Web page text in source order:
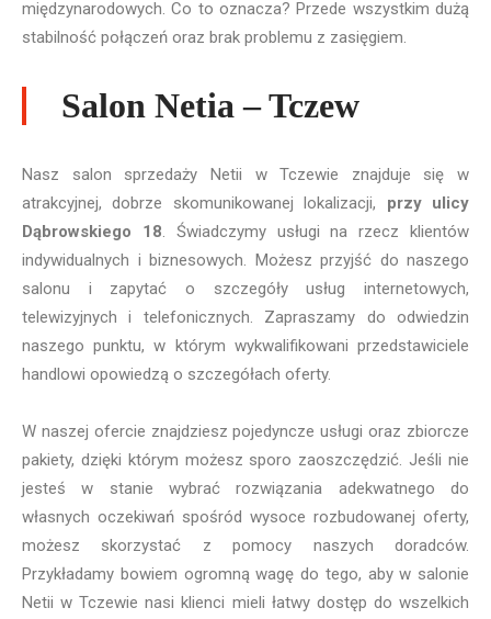
międzynarodowych. Co to oznacza? Przede wszystkim dużą
stabilność połączeń oraz brak problemu z zasięgiem.
Salon Netia – Tczew
Nasz salon sprzedaży Netii w Tczewie znajduje się w
atrakcyjnej, dobrze skomunikowanej lokalizacji, przy ulicy
Dąbrowskiego 18. Świadczymy usługi na rzecz klientów
indywidualnych i biznesowych. Możesz przyjść do naszego
salonu i zapytać o szczegóły usług internetowych,
telewizyjnych i telefonicznych. Zapraszamy do odwiedzin
naszego punktu, w którym wykwalifikowani przedstawiciele
handlowi opowiedzą o szczegółach oferty.
W naszej ofercie znajdziesz pojedyncze usługi oraz zbiorcze
pakiety, dzięki którym możesz sporo zaoszczędzić. Jeśli nie
jesteś w stanie wybrać rozwiązania adekwatnego do
własnych oczekiwań spośród wysoce rozbudowanej oferty,
możesz skorzystać z pomocy naszych doradców.
Przykładamy bowiem ogromną wagę do tego, aby w salonie
Netii w Tczewie nasi klienci mieli łatwy dostęp do wszelkich